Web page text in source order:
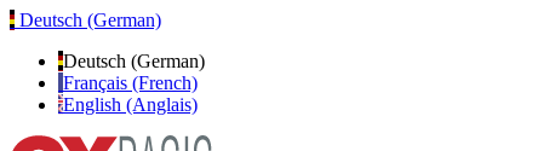
Deutsch (German)
Deutsch (German)
Français (French)
English (Anglais)